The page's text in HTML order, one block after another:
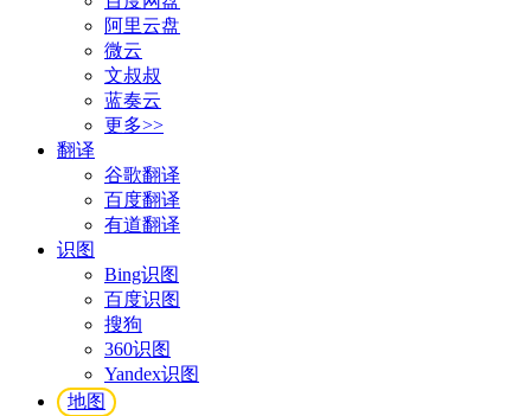
阿里云盘
微云
文叔叔
蓝奏云
更多>>
翻译
谷歌翻译
百度翻译
有道翻译
识图
Bing识图
百度识图
搜狗
360识图
Yandex识图
地图